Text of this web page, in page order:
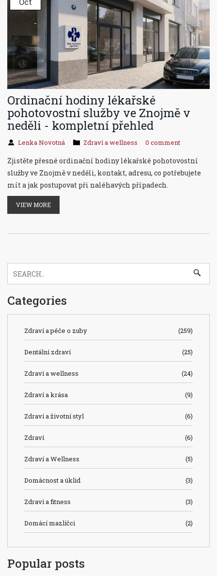
Ordinační hodiny lékařské
pohotovostní služby ve Znojmě v
neděli - kompletní přehled
Lenka Novotná Zdraví a wellness 0 comment
Zjistěte přesné ordinační hodiny lékařské pohotovostní
služby ve Znojmě v neděli, kontakt, adresu, co potřebujete
mít a jak postupovat při naléhavých případech.
VIEW MORE
Categories
Zdraví a péče o zuby (259)
Dentální zdraví (25)
Zdraví a wellness (24)
Zdraví a krása (9)
Zdraví a životní styl (6)
Zdraví (6)
Zdraví a Wellness (5)
Domácnost a úklid (3)
Zdraví a fitness (3)
Domácí mazlíčci (2)
Popular posts